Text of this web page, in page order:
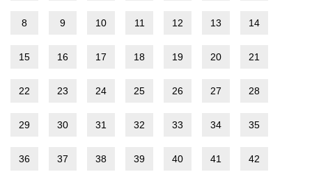
8 9 10 11 12 13 14
15 16 17 18 19 20 21
22 23 24 25 26 27 28
29 30 31 32 33 34 35
36 37 38 39 40 41 42